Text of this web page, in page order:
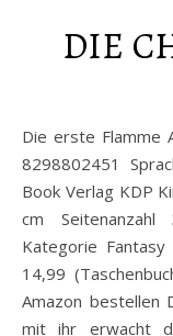
DIE
Die erste Flamme Autor Marilia Grossmann ISBN-13 979-
8298802451
Book Verlag KDP
cm Seitenanzahl
Kategorie
14,99
Amazon bestellen
mit ihr erwacht